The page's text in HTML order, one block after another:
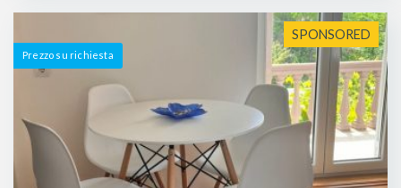
SPONSORED
Prezzo su richiesta